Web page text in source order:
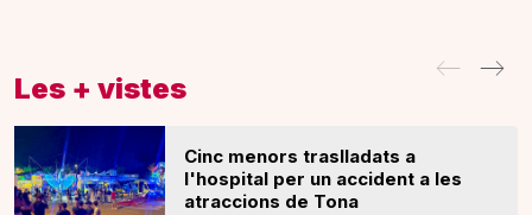
Les + vistes
Cinc menors traslladats a
l'hospital per un accident a les
atraccions de Tona